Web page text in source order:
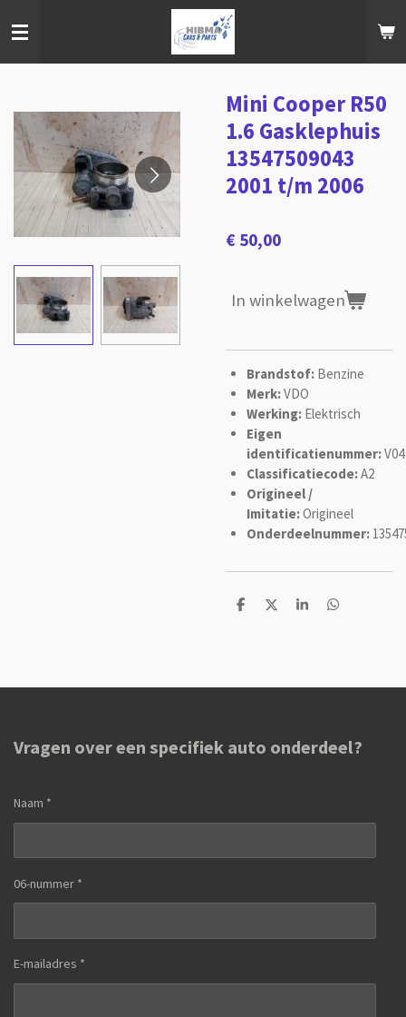
direct
Mini Cooper R50
1.6 Gasklephuis
13547509043
2001 t/m 2006
€ 50,00
In winkelwagen
Brandstof: Benzine
Merk:VDO
Werking: Elektrisch
Eigen
identificatienummer:V04
Classificatiecode:A2
Origineel /
Imitatie:Origineel
Onderdeelnummer:
D
D
S
D
Vragen over een specifiek auto onderdeel?
Naam *
06-nummer *
E-mailadres *